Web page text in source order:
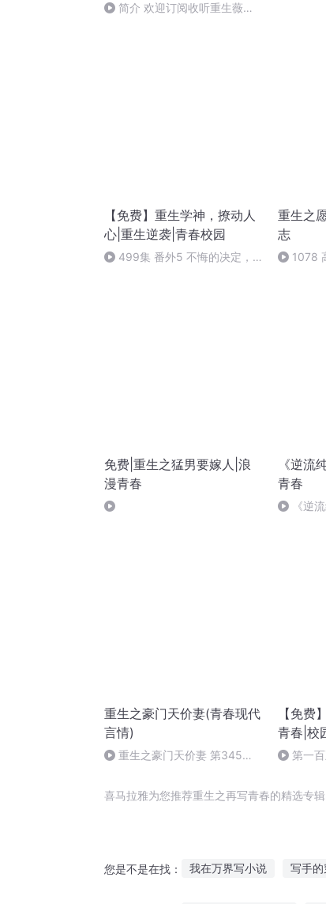
简介 欢迎订阅收听重生薇薇
【免费】重生学神，撩动人
心|重生逆袭|青春校园
499集 番外5 不悔的决定，
重生之
志
1078
免费|重生之猛男要嫁人|浪
漫青春
《逆流
青春
《逆
重生之豪门天价妻(青春现代
言情)
重生之豪门天价妻 第345集
【免费
青春|校
第一
喜马拉雅为您推荐重生之再写青春的精选专
您是不是在找： 我在万界写小说 写手的